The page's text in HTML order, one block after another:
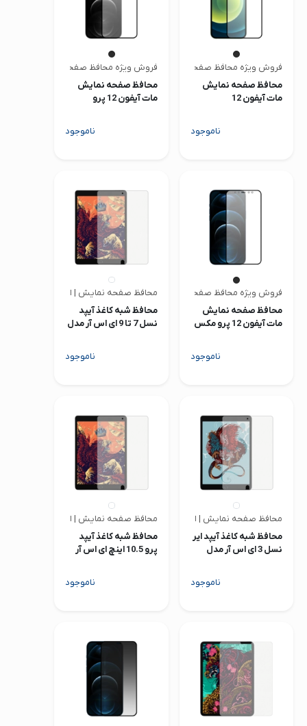
فروش ویژه محافظ صفحه | متفرقه
محافظ صفحه نمایش
مات آیفون 12
ناموجود
فروش ویژه محافظ صفحه | متفرقه
محافظ صفحه نمایش
مات آیفون 12 پرو
ناموجود
فروش ویژه محافظ صفحه | متفرقه
محافظ صفحه نمایش
مات آیفون 12 پرو مکس
ناموجود
محافظ صفحه نمایش | ای اس آر
محافظ شبه کاغذ آیپد
نسل 7 تا 9 ای اس آر مدل
ناموجود
محافظ صفحه نمایش | ای اس آر
محافظ شبه کاغذ آیپد ایر
نسل 3 ای اس آر مدل
ناموجود
محافظ صفحه نمایش | ای اس آر
محافظ شبه کاغذ آیپد
پرو 10.5 اینچ ای اس آر
ناموجود